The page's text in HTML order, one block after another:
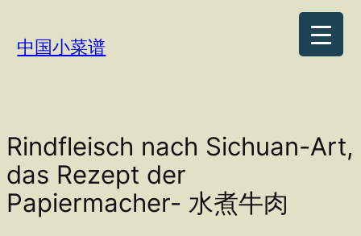
Inhalt
springen
中国小菜谱
Rindfleisch nach Sichuan-Art,
das Rezept der
Papiermacher- 水煮牛肉